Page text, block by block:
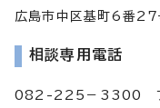
広島市中区基町6番27
相談専用電話
082-225－3300